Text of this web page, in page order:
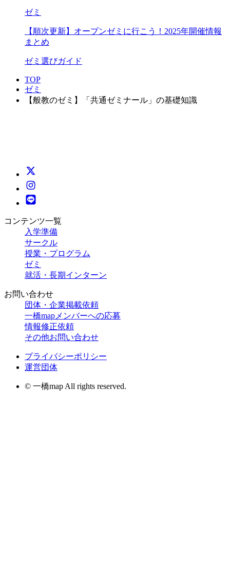
ゼミ
【順次更新】オープンゼミに行こう！2025年開催情報
まとめ
ゼミ選びガイド
TOP
ゼミ
【般教のゼミ】「共通ゼミナール」の基礎知識
コンテンツ一覧
入学準備
サークル
授業・プログラム
ゼミ
就活・長期インターン
お問い合わせ
団体・企業掲載依頼
一橋mapメンバーへの応募
情報修正依頼
その他お問い合わせ
プライバシーポリシー
運営団体
© 一橋map All rights reserved.